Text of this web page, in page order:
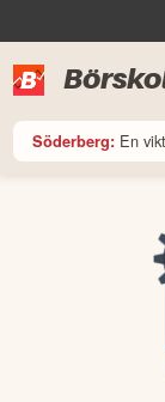
Söderberg: En